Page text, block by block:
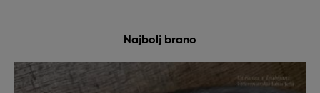
Najbolj brano